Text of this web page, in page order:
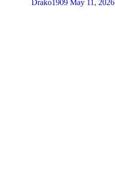
Drako1909 May 11, 2026